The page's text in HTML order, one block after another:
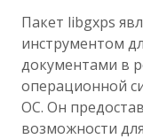
Пакет libgxps
инструментом
документами в
операционной
ОС. Он
возможности